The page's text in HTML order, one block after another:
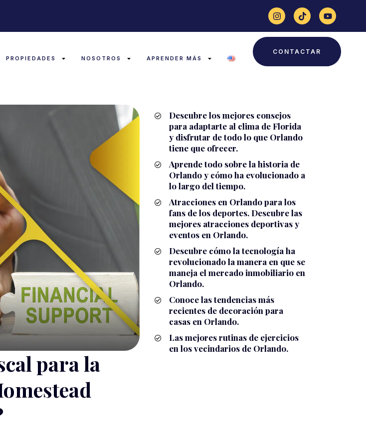
PROPIEDADES NOSOTROS APRENDER MÁS
CONTACTAR
para la
Descubre los mejores consejos
para adaptarte al clima de Florida
y disfrutar de todo lo que Orlando
tiene que ofrecer.
Aprende todo sobre la historia de
Orlando y cómo ha evolucionado a
lo largo del tiempo.
Atracciones en Orlando para los
fans de los deportes. Descubre las
mejores atracciones deportivas y
eventos en Orlando.
Descubre cómo la tecnología ha
revolucionado la manera en que se
maneja el mercado inmobiliario en
Orlando.
Conoce las tendencias más
recientes de decoración para
casas en Orlando.
Las mejores rutinas de ejercicios
en los vecindarios de Orlando.